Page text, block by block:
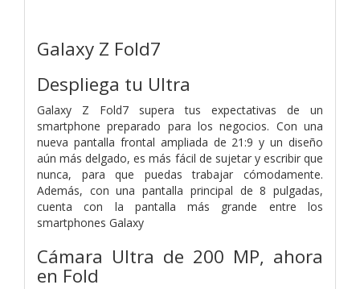
Galaxy Z Fold7
Despliega tu Ultra
Galaxy Z Fold7 supera tus expectativas de un
smartphone preparado para los negocios. Con una
nueva pantalla frontal ampliada de 21:9 y un diseño
aún más delgado, es más fácil de sujetar y escribir que
nunca, para que puedas trabajar cómodamente.
Además, con una pantalla principal de 8 pulgadas,
cuenta con la pantalla más grande entre los
smartphones Galaxy
Cámara Ultra de 200 MP, ahora
en Fold